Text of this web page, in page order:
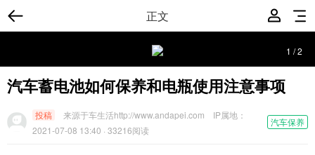
正文
1 /2
汽车蓄电池如何保养和电瓶使用注意事项
汽车保养
投稿 来源于车生活http://www.andapei.com
IP属地：
2021-07-08 13:40 · 33216阅读